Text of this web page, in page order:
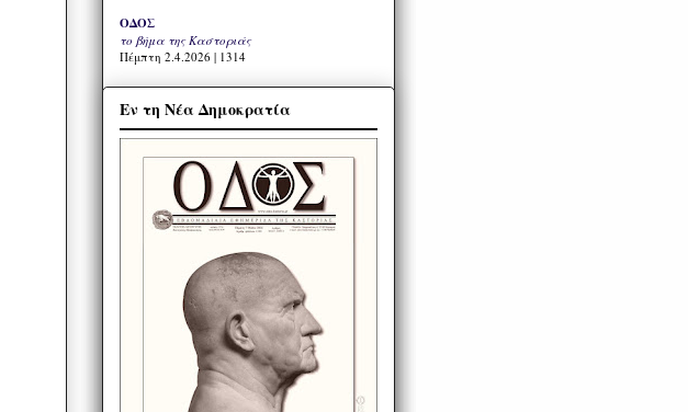
ΟΔΟΣ
το βήμα της Καστοριάς
Πέμπτη 2.4.2026 | 1314
Εν τη Νέα Δημοκρατία